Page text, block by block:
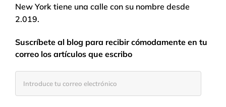
New York tiene una calle con su nombre desde
2.019.
Suscríbete al blog para recibir cómodamente en tu
correo los artículos que escribo